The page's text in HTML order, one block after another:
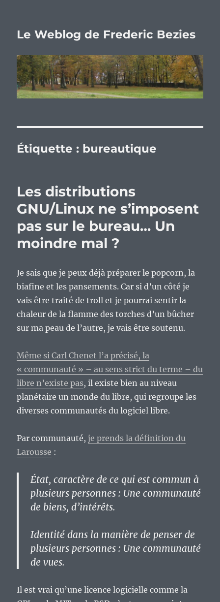
Le Weblog de Frederic Bezies
Étiquette : bureautique
Les distributions
GNU/Linux ne s’imposent
pas sur le bureau… Un
moindre mal ?
Je sais que je peux déjà préparer le popcorn, la
biafine et les pansements. Car si d’un côté je
vais être traité de troll et je pourrai sentir la
chaleur de la flamme des torches d’un bûcher
sur ma peau de l’autre, je vais être soutenu.
Même si Carl Chenet l’a précisé, la
« communauté » – au sens strict du terme – du
libre n’existe pas, il existe bien au niveau
planétaire un monde du libre, qui regroupe les
diverses communautés du logiciel libre.
Par communauté,je prends la définition du
Larousse :
État, caractère de ce qui est commun à
plusieurs personnes : Une communauté
de biens, d’intérêts.
Identité dans la manière de penser de
plusieurs personnes : Une communauté
de vues.
Il est vrai qu’une licence logicielle comme la